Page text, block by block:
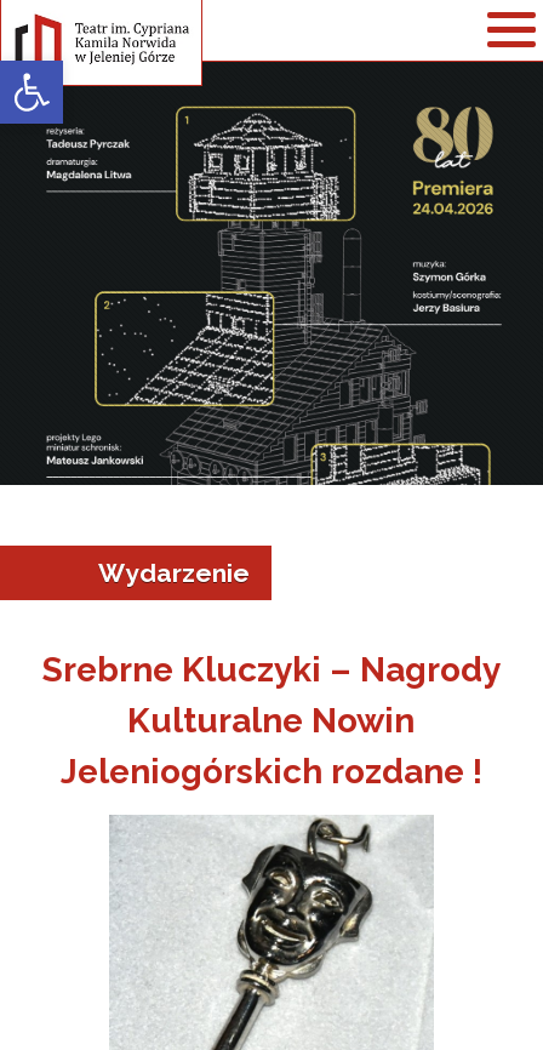
Open toolbar
w Jeleniej Górze
Wydarzenie
Srebrne Kluczyki – Nagrody
Kulturalne Nowin
Jeleniogórskich rozdane !